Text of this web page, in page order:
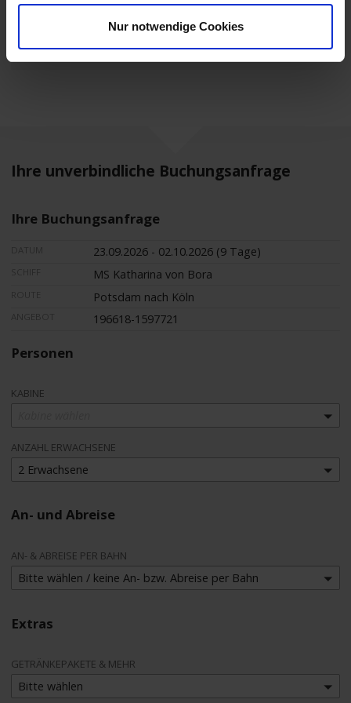
Nur notwendige Cookies
weitere Termine
Mobilität
Ihre unverbindliche Buchungsanfrage
Ihre Buchungsanfrage
23.09.2026 - 02.10.2026 (9 Tage)
MS Katharina von Bora
Potsdam nach Köln
196618-1597721
Personen
KABINE
ANZAHL ERWACHSENE
2 Erwachsene
An- und Abreise
AN- & ABREISE PER BAHN
Bitte wählen / keine An- bzw. Abreise per Bahn
Extras
GETRÄNKEPAKETE & MEHR
Bitte wählen